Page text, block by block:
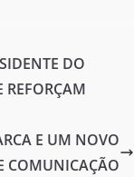
DO
REFORÇAM
E UM NOVO
COMUNICAÇÃO